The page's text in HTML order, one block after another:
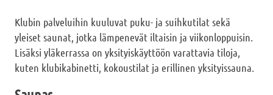
Klubin palveluihin kuuluvat puku- ja suihkutilat sekä
yleiset saunat, jotka lämpenevät iltaisin ja viikonloppuisin.
Lisäksi yläkerrassa on yksityiskäyttöön varattavia tiloja,
kuten klubikabinetti, kokoustilat ja erillinen yksityissauna.